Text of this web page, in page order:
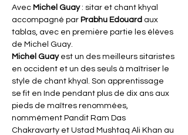
Avec Michel Guay : sitar et chant khyal
accompagné par Prabhu Edouard aux
tablas, avec en première partie les élèves
de Michel Guay.
Michel Guay est un des meilleurs sitaristes
en occident et un des seuls à maîtriser le
style de chant khyal. Son apprentissage
se fit en Inde pendant plus de dix ans aux
pieds de maîtres renommées,
nommément Pandit Ram Das
Chakravarty et Ustad Mushtaq Ali Khan au